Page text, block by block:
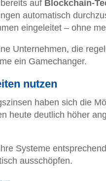
auf Blockchain-
automatisch
eingeleitet – ohne
Unternehmen, die
ein Gamechanger.
nutzen
haben sich die
heute deutlich höher
Systeme
ausschöpfen.